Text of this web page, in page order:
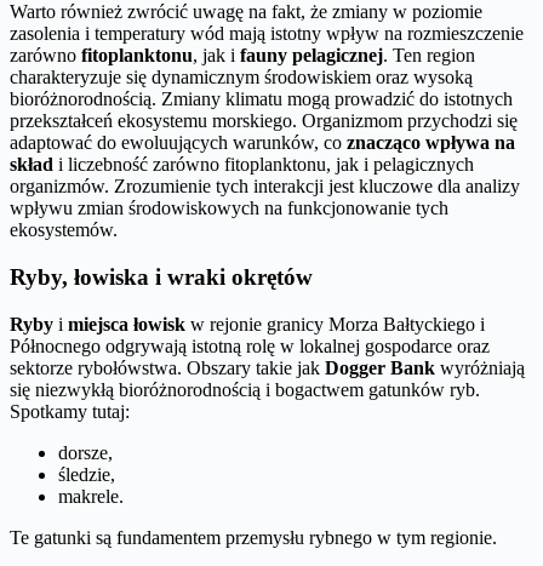
Warto również zwrócić uwagę na fakt, że zmiany w poziomie
zasolenia i temperatury wód mają istotny wpływ na rozmieszczenie
zarówno fitoplanktonu, jak i fauny pelagicznej. Ten region
charakteryzuje się dynamicznym środowiskiem oraz wysoką
bioróżnorodnością. Zmiany klimatu mogą prowadzić do istotnych
przekształceń ekosystemu morskiego. Organizmom przychodzi się
adaptować do ewoluujących warunków, co znacząco wpływa na
skład i liczebność zarówno fitoplanktonu, jak i pelagicznych
organizmów. Zrozumienie tych interakcji jest kluczowe dla analizy
wpływu zmian środowiskowych na funkcjonowanie tych
ekosystemów.
Ryby, łowiska i wraki okrętów
Ryby i miejsca łowisk w rejonie granicy Morza Bałtyckiego i
Północnego odgrywają istotną rolę w lokalnej gospodarce oraz
sektorze rybołówstwa. Obszary takie jak Dogger Bank wyróżniają
się niezwykłą bioróżnorodnością i bogactwem gatunków ryb.
Spotkamy tutaj:
dorsze,
śledzie,
makrele.
Te gatunki są fundamentem przemysłu rybnego w tym regionie.